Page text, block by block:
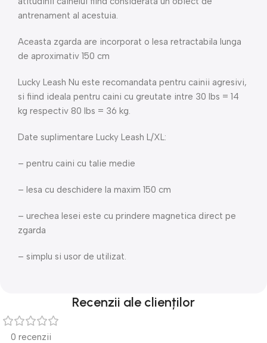
antrenament al acestuia.
Aceasta zgarda are incorporat o lesa retractabila lunga
de aproximativ 150 cm
Lucky Leash Nu este recomandata pentru cainii agresivi,
si fiind ideala pentru caini cu greutate intre 30 lbs = 14
kg respectiv 80 lbs = 36 kg.
Date suplimentare Lucky Leash L/XL:
– pentru caini cu talie medie
– lesa cu deschidere la maxim 150 cm
– urechea lesei este cu prindere magnetica direct pe
zgarda
– simplu si usor de utilizat.
Recenzii ale clienților
0 recenzii